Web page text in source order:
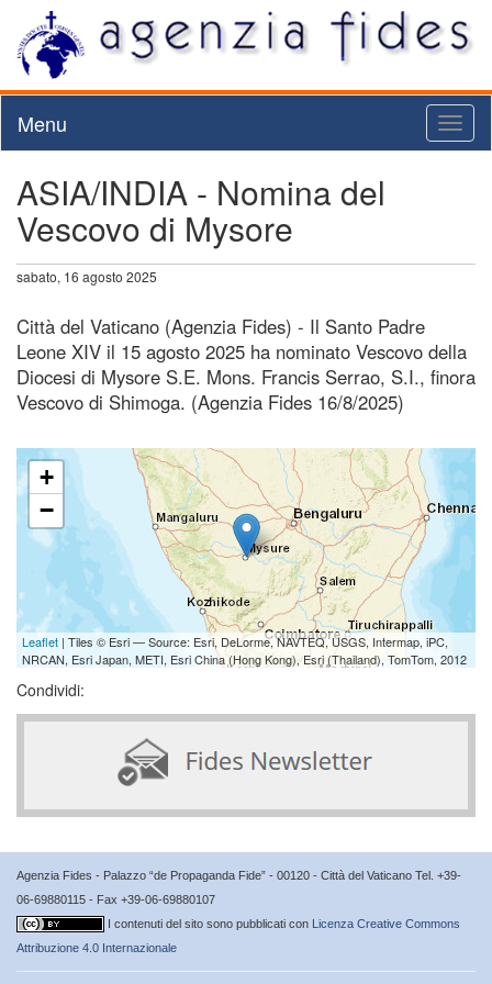
Menu
ASIA/INDIA - Nomina del
Vescovo di Mysore
sabato, 16 agosto 2025
Città del Vaticano (Agenzia Fides) - Il Santo Padre
Leone XIV il 15 agosto 2025 ha nominato Vescovo della
Diocesi di Mysore S.E. Mons. Francis Serrao, S.I., finora
Vescovo di Shimoga. (Agenzia Fides 16/8/2025)
+
−
Leaflet | Tiles © Esri — Source: Esri, DeLorme, NAVTEQ, USGS, Intermap, iPC,
NRCAN, Esri Japan, METI, Esri China (Hong Kong), Esri (Thailand), TomTom, 2012
Condividi:
Agenzia Fides - Palazzo “de Propaganda Fide” - 00120 - Città del Vaticano Tel. +39-
06-69880115 - Fax +39-06-69880107
I contenuti del sito sono pubblicati con Licenza Creative Commons
Attribuzione 4.0 Internazionale